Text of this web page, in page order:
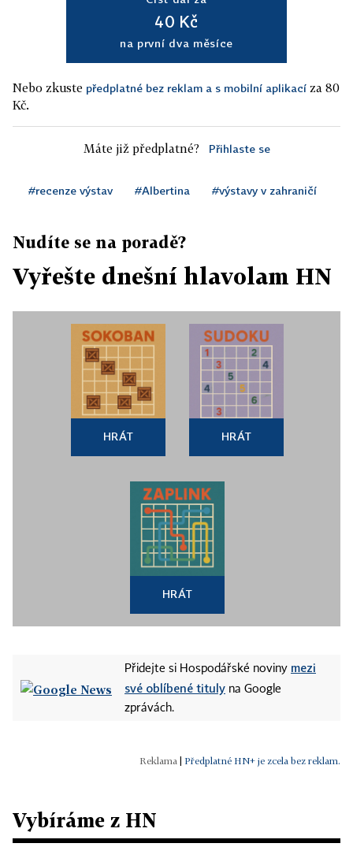
40 Kč
na první dva měsíce
Nebo zkuste předplatné bez reklam a s mobilní aplikací za 80
Kč.
Máte již předplatné? Přihlaste se
#recenze výstav #Albertina #výstavy v zahraničí
Nudíte se na poradě?
Vyřešte dnešní hlavolam HN
HRÁT HRÁT
HRÁT
Přidejte si Hospodářské noviny mezi
své oblíbené tituly na Google
zprávách.
Předplatné HN+ je zcela bez reklam.
Vybíráme z HN